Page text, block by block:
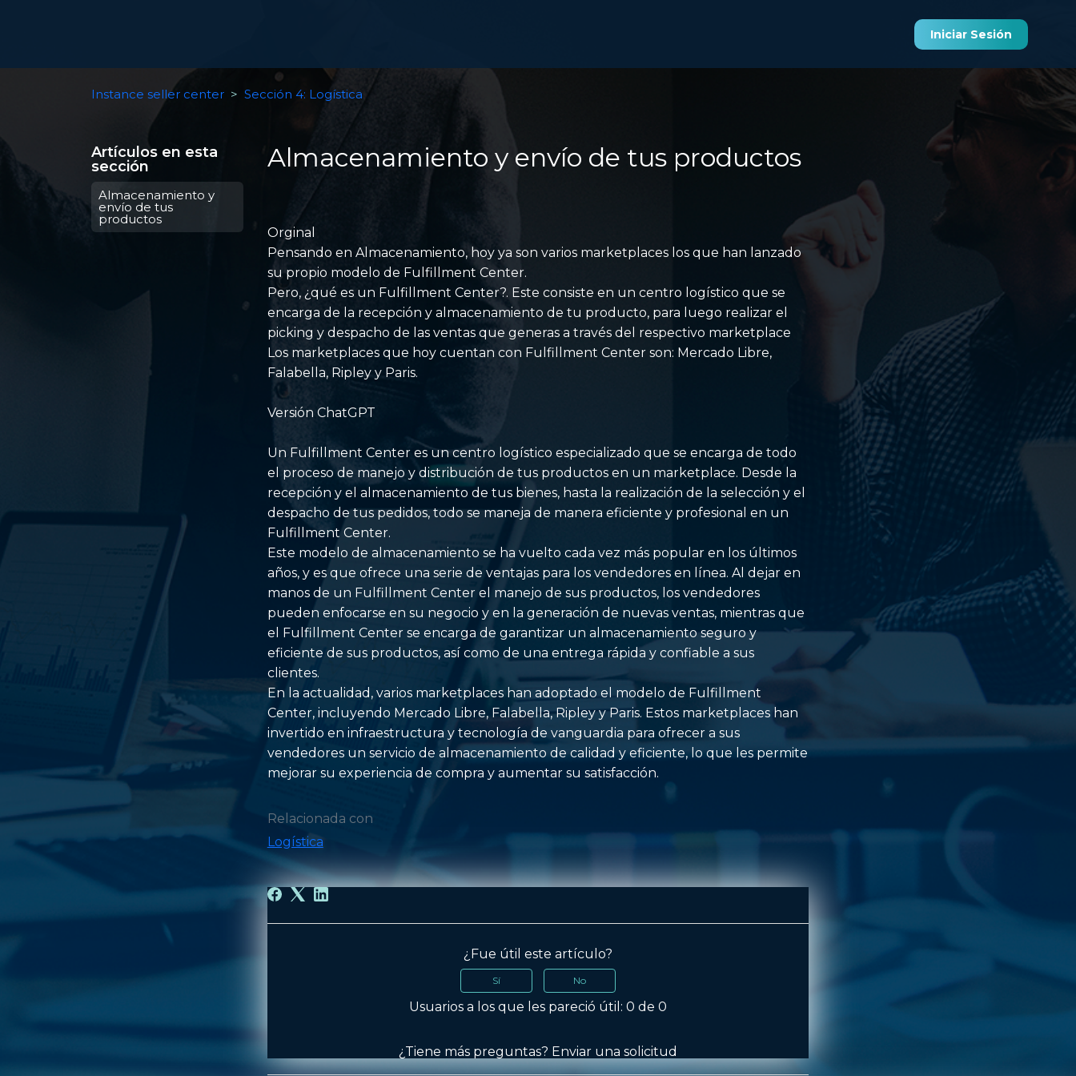
Iniciar Sesión
Instance seller center Sección 4: Logística
Artículos en esta
sección
Almacenamiento y
envío de tus
productos
Almacenamiento y envío de tus productos
Orginal
Pensando en Almacenamiento, hoy ya son varios marketplaces los que han lanzado
su propio modelo de Fulfillment Center.
Pero, ¿qué es un Fulfillment Center?. Este consiste en un centro logístico que se
encarga de la recepción y almacenamiento de tu producto, para luego realizar el
picking y despacho de las ventas que generas a través del respectivo marketplace
Los marketplaces que hoy cuentan con Fulfillment Center son: Mercado Libre,
Falabella, Ripley y Paris.
Versión ChatGPT
Un Fulfillment Center es un centro logístico especializado que se encarga de todo
el proceso de manejo y distribución de tus productos en un marketplace. Desde la
recepción y el almacenamiento de tus bienes, hasta la realización de la selección y el
despacho de tus pedidos, todo se maneja de manera eficiente y profesional en un
Fulfillment Center.
Este modelo de almacenamiento se ha vuelto cada vez más popular en los últimos
años, y es que ofrece una serie de ventajas para los vendedores en línea. Al dejar en
manos de un Fulfillment Center el manejo de sus productos, los vendedores
pueden enfocarse en su negocio y en la generación de nuevas ventas, mientras que
el Fulfillment Center se encarga de garantizar un almacenamiento seguro y
eficiente de sus productos, así como de una entrega rápida y confiable a sus
clientes.
En la actualidad, varios marketplaces han adoptado el modelo de Fulfillment
Center, incluyendo Mercado Libre, Falabella, Ripley y Paris. Estos marketplaces han
invertido en infraestructura y tecnología de vanguardia para ofrecer a sus
vendedores un servicio de almacenamiento de calidad y eficiente, lo que les permite
mejorar su experiencia de compra y aumentar su satisfacción.
Relacionada con
Logística
¿Fue útil este artículo?
Sí No
Usuarios a los que les pareció útil: 0 de 0
¿Tiene más preguntas? Enviar una solicitud